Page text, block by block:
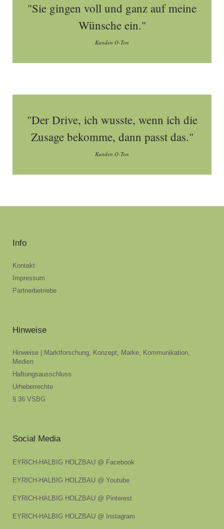
"Sie gingen voll und ganz auf meine
Wünsche ein."
Kunden O-Ton
"Der Drive, ich wusste, wenn ich die
Zusage bekomme, dann passt das."
Kunden O-Ton
Info
Kontakt
Impressum
Partnerbetriebe
Hinweise
Hinweise | Marktforschung, Konzept, Marke, Kommunikation,
Medien
Haftungsausschluss
Urheberrechte
§ 36 VSBG
Social Media
EYRICH-HALBIG HOLZBAU @ Facebook
EYRICH-HALBIG HOLZBAU @ Youtube
EYRICH-HALBIG HOLZBAU @ Pinterest
EYRICH-HALBIG HOLZBAU @ Instagram